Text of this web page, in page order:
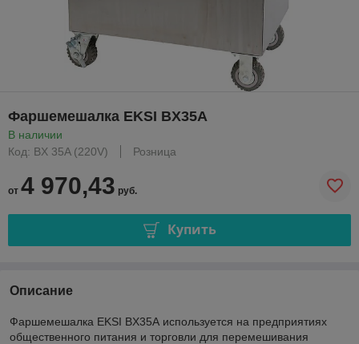
Фаршемешалка EKSI BX35A
В наличии
Код: BX 35A (220V)
Розница
от 4 970,43 руб.
Купить
Описание
Фаршемешалка EKSI BX35A используется на предприятиях
общественного питания и торговли для перемешивания